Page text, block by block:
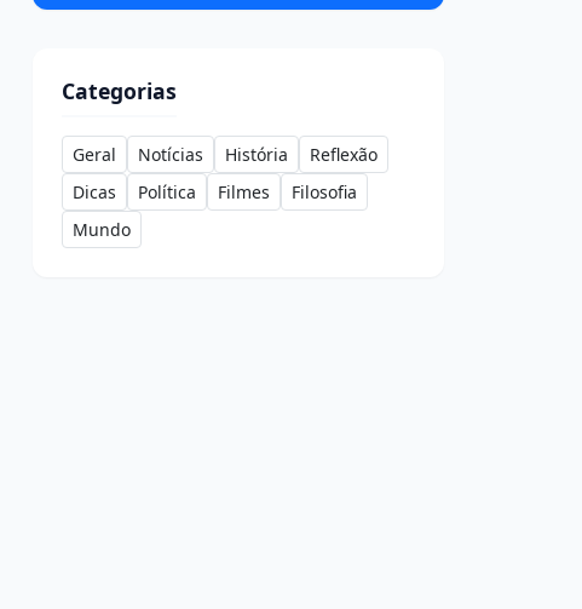
Categorias
Geral Notícias História
Reflexão
Dicas
Política Filmes
Filosofia
Mundo